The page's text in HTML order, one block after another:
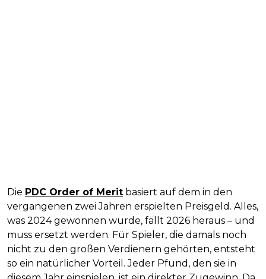
Die PDC Order of Merit basiert auf dem in den
vergangenen zwei Jahren erspielten Preisgeld. Alles,
was 2024 gewonnen wurde, fällt 2026 heraus – und
muss ersetzt werden. Für Spieler, die damals noch
nicht zu den großen Verdienern gehörten, entsteht
so ein natürlicher Vorteil. Jeder Pfund, den sie in